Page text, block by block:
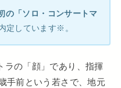
の「ソロ・コンサートマ
定しています※。
ラの「顔」であり、指揮
手前という若さで、地元